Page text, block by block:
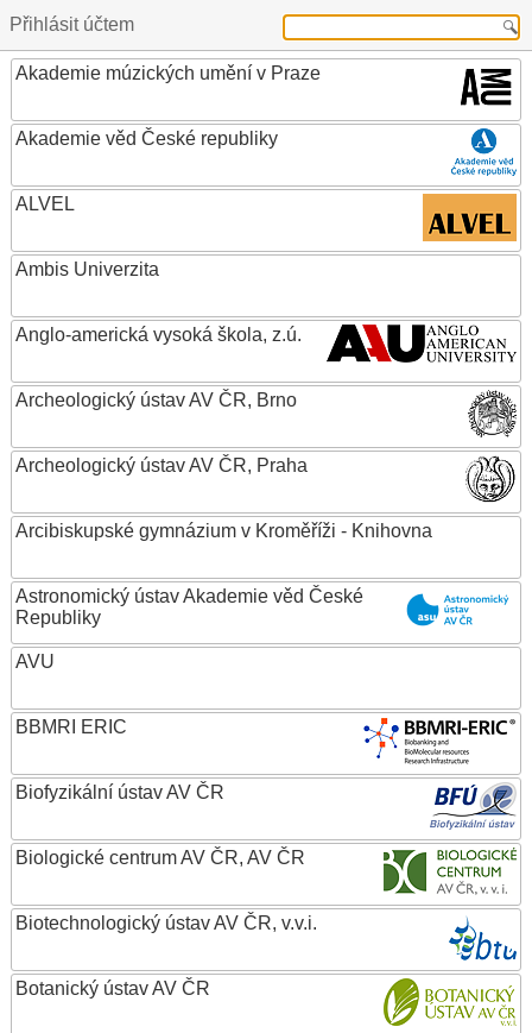
Přihlásit účtem
Akademie múzických umění v Praze
Akademie věd České republiky
ALVEL
Ambis Univerzita
Anglo-americká vysoká škola, z.ú.
Archeologický ústav AV ČR, Brno
Archeologický ústav AV ČR, Praha
Arcibiskupské gymnázium v Kroměříži - Knihovna
Astronomický ústav Akademie věd České
Republiky
AVU
BBMRI ERIC
Biofyzikální ústav AV ČR
Biologické centrum AV ČR, AV ČR
Biotechnologický ústav AV ČR, v.v.i.
Botanický ústav AV ČR